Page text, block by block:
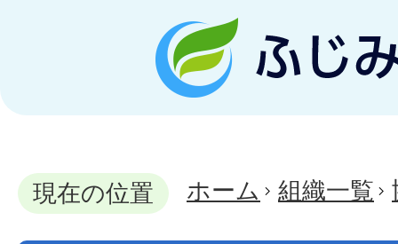
現在の位置 ホーム 組織一覧